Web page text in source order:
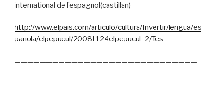
international de l’espagnol(castillan)
http://www.elpais.com/articulo/cultura/Invertir/lengua/es
panola/elpepucul/20081124elpepucul_2/Tes
—————————————————————————————
————————————